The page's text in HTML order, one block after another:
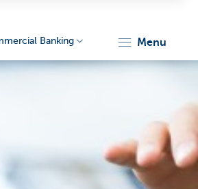
Banking menu